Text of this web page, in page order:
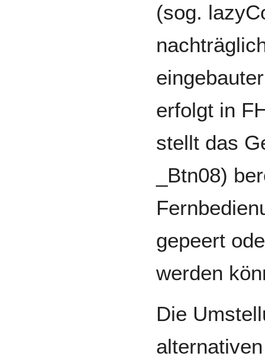
(sog.
erfolgt in
stellt das
_Btn08)
gepeert
werden
Die